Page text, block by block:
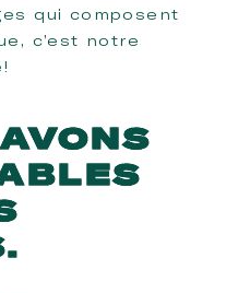
qui composent
c’est notre
AVONS